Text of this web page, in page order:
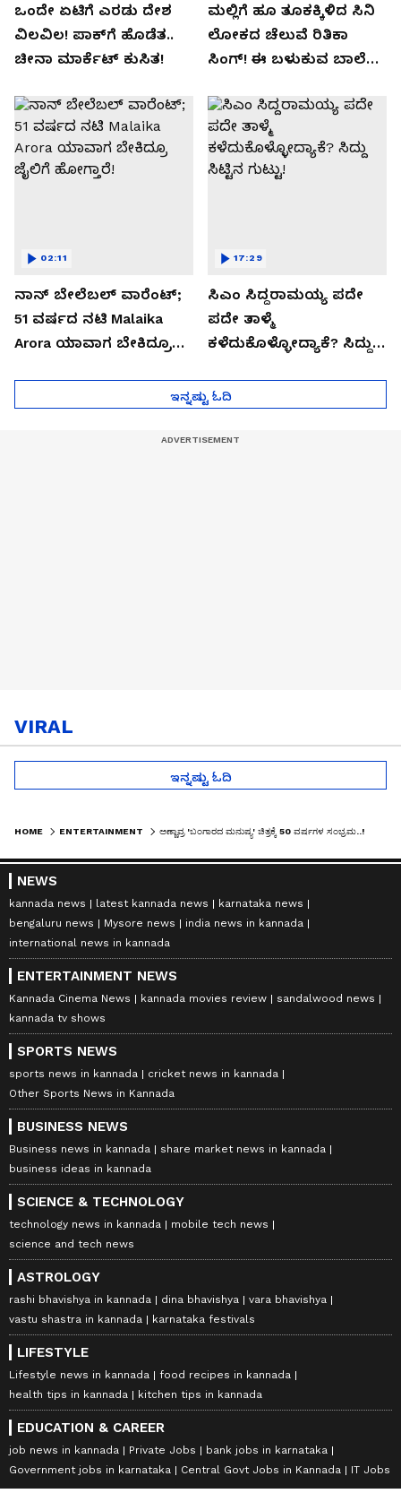
ಒಂದೇ ಏಟಿಗೆ ಎರಡು ದೇಶ
ವಿಲವಿಲ! ಪಾಕ್​​ಗೆ ಹೊಡೆತ..
ಚೀನಾ ಮಾರ್ಕೆಟ್​ ಕುಸಿತ!
ಮಲ್ಲಿಗೆ ಹೂ ತೂಕಕ್ಕಿಳಿದ ಸಿನಿ
ಲೋಕದ ಚೆಲುವೆ ರಿತಿಕಾ
ಸಿಂಗ್!‌ ಈ ಬಳುಕುವ ಬಾಲೆ
ನಾನ್ ಬೇಲೆಬಲ್ ವಾರೆಂಟ್;
51 ವರ್ಷದ ನಟಿ Malaika
Arora ಯಾವಾಗ ಬೇಕಿದ್ರೂ
02:11
ಸಿಎಂ ಸಿದ್ದರಾಮಯ್ಯ ಪದೇ
ಪದೇ ತಾಳ್ಮೆ
ಕಳೆದುಕೊಳ್ಳೋದ್ಯಾಕೆ? ಸಿದ್ದು
17:29
ಇನ್ನಷ್ಟು ಓದಿ
VIRAL
ಇನ್ನಷ್ಟು ಓದಿ
HOME ENTERTAINMENT ಅಣ್ಣಾವ್ರ 'ಬಂಗಾರದ ಮನುಷ್ಯ' ಚಿತ್ರಕ್ಕೆ 50 ವರ್ಷಗಳ ಸಂಭ್ರಮ..!
NEWS
kannada news latest kannada news
karnataka news
bengaluru news
Mysore news
india news in kannada
international news in kannada
ENTERTAINMENT NEWS
Kannada Cinema News kannada movies review
sandalwood news
kannada tv shows
SPORTS NEWS
sports news in kannada
cricket news in kannada
Other Sports News in Kannada
BUSINESS NEWS
Business news in kannada
share market news in kannada
business ideas in kannada
SCIENCE & TECHNOLOGY
technology news in kannada
mobile tech news
science and tech news
ASTROLOGY
rashi bhavishya in kannada dina bhavishya
vara bhavishya
vastu shastra in kannada
karnataka festivals
LIFESTYLE
Lifestyle news in kannada
food recipes in kannada
health tips in kannada
kitchen tips in kannada
EDUCATION & CAREER
job news in kannada Private Jobs
bank jobs in karnataka
Government jobs in karnataka
Central Govt Jobs in Kannada IT Jobs